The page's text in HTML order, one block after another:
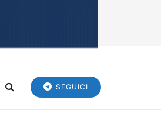
SEGUICI